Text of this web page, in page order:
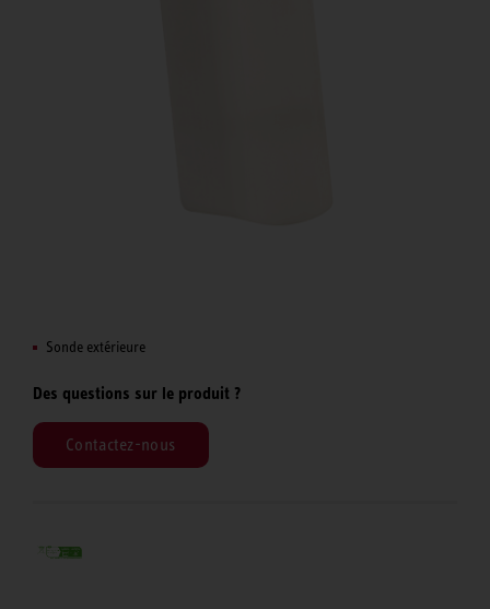
Sonde extérieure
Des questions sur le produit ?
Contactez-nous